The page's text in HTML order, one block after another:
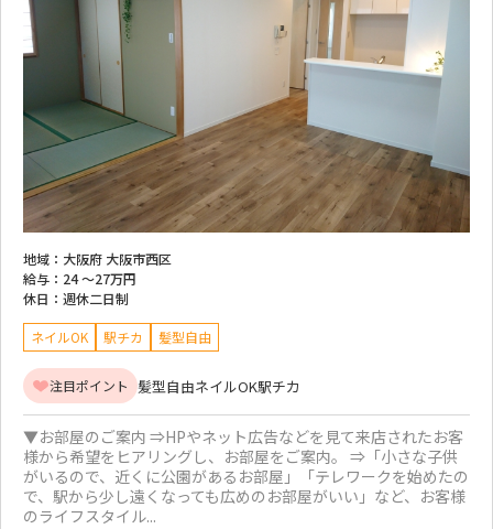
地域： 大阪府 大阪市西区
給与： 24 ～27万円
休日： 週休二日制
ネイルOK 駅チカ 髪型自由
注目ポイント 髪型自由ネイルOK駅チカ
▼お部屋のご案内 ⇒HPやネット広告などを見て来店されたお客
様から希望をヒアリングし、お部屋をご案内。 ⇒「小さな子供
がいるので、近くに公園があるお部屋」「テレワークを始めたの
で、駅から少し遠くなっても広めのお部屋がいい」など、お客様
のライフスタイル...